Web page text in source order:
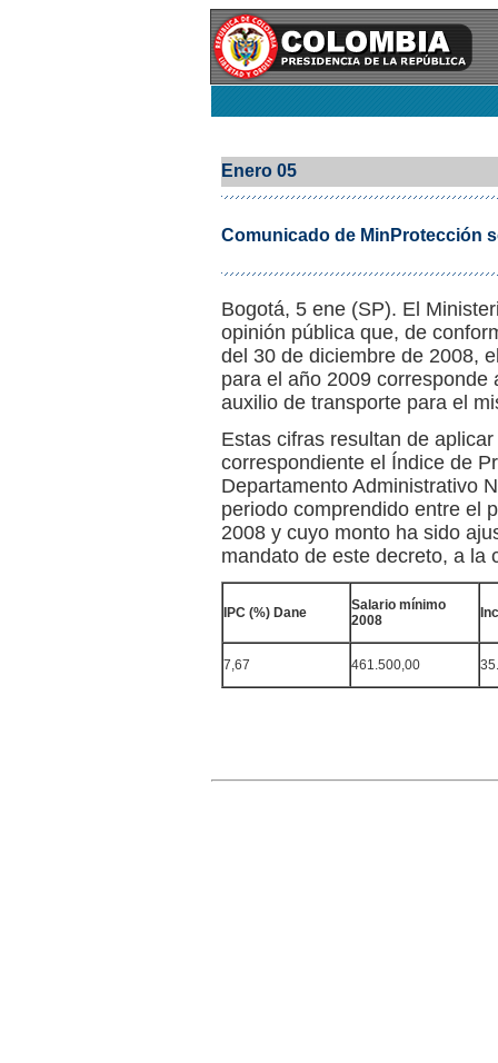
Enero 05
Comunicado de MinProtección
Bogotá, 5 ene (SP). El
opinión pública que, de
del 30 de diciembre de 2008,
para el año 2009
auxilio de transporte para el
Estas cifras resultan de
correspondiente el Índice de
Departamento Administrativo
periodo comprendido entre el
2008 y cuyo monto ha sido
mandato de este decreto, a la
IPC (%) Dane
Salario mínimo
2008
7,67 461.500,00